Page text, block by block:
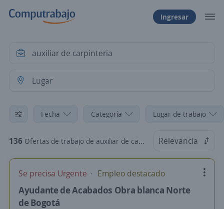
Ingresar
Fecha Categoría Lugar de trabajo
136 Ofertas de trabajo de auxiliar de carpinteria Relevancia
Se precisa Urgente Empleo destacado
Ayudante de Acabados Obra blanca Norte
de Bogotá